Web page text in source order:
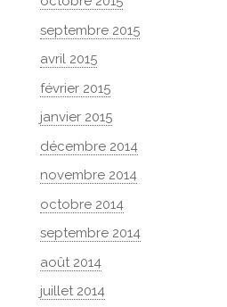
septembre 2015
avril 2015
février 2015
janvier 2015
décembre 2014
novembre 2014
octobre 2014
septembre 2014
août 2014
juillet 2014